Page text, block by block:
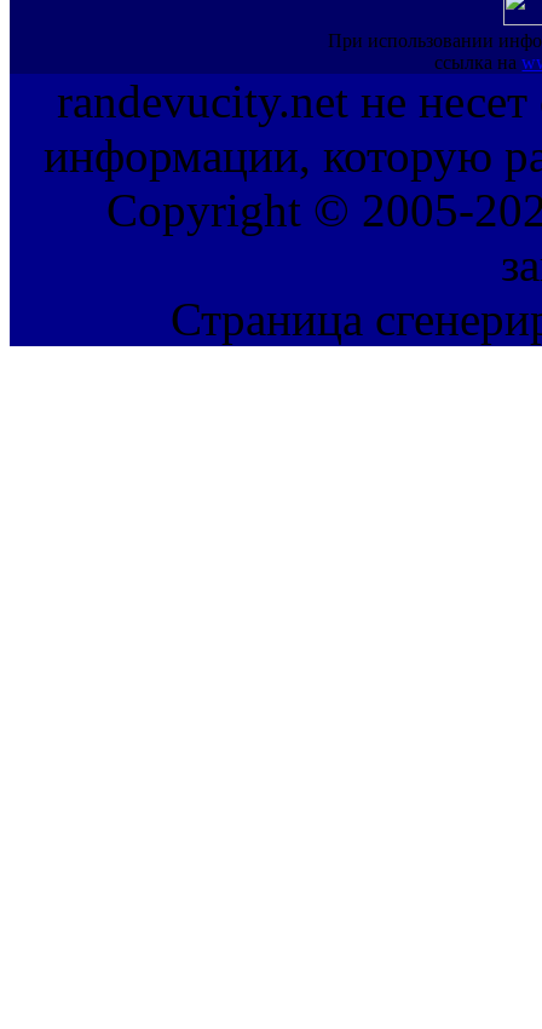
При использовании
ссылка на
randevucity.net не несет
информации, которую
Copyright © 2005-
Страница